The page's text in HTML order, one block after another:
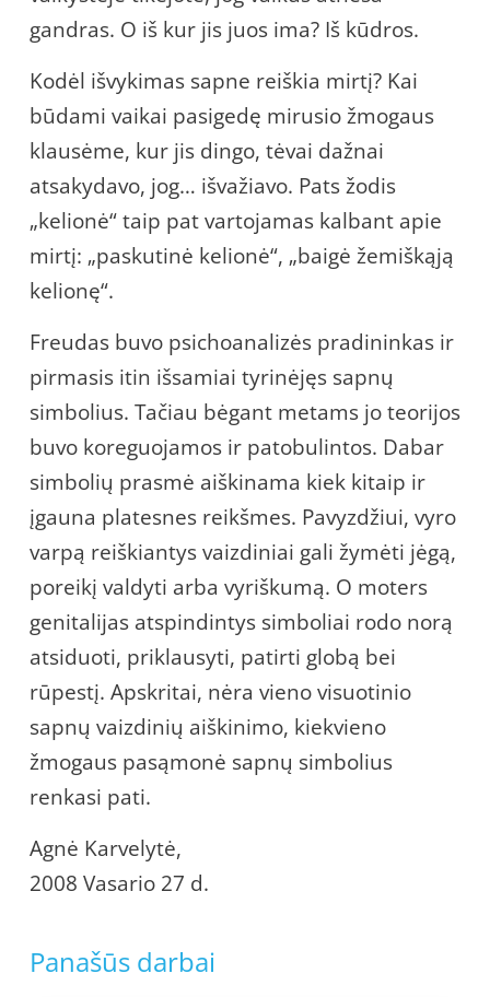
gandras. O iš kur jis juos ima? Iš kūdros.
Kodėl išvykimas sapne reiškia mirtį? Kai
būdami vaikai pasigedę mirusio žmogaus
klausėme, kur jis dingo, tėvai dažnai
atsakydavo, jog… išvažiavo. Pats žodis
„kelionė“ taip pat vartojamas kalbant apie
mirtį: „paskutinė kelionė“, „baigė žemiškąją
kelionę“.
Freudas buvo psichoanalizės pradininkas ir
pirmasis itin išsamiai tyrinėjęs sapnų
simbolius. Tačiau bėgant metams jo teorijos
buvo koreguojamos ir patobulintos. Dabar
simbolių prasmė aiškinama kiek kitaip ir
įgauna platesnes reikšmes. Pavyzdžiui, vyro
varpą reiškiantys vaizdiniai gali žymėti jėgą,
poreikį valdyti arba vyriškumą. O moters
genitalijas atspindintys simboliai rodo norą
atsiduoti, priklausyti, patirti globą bei
rūpestį. Apskritai, nėra vieno visuotinio
sapnų vaizdinių aiškinimo, kiekvieno
žmogaus pasąmonė sapnų simbolius
renkasi pati.
Agnė Karvelytė,
2008 Vasario 27 d.
Panašūs darbai